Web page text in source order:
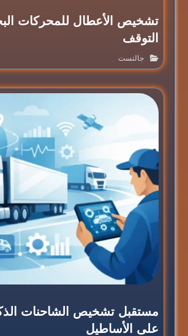
تشخيص الأعطال للمحركات
التوقف
جالتست
مستقبل تشخيص الشاحنات
على الأساطيل